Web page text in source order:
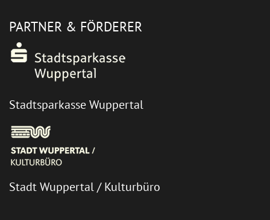
PARTNER & FÖRDERER
Stadtsparkasse Wuppertal
Stadt Wuppertal / Kulturbüro